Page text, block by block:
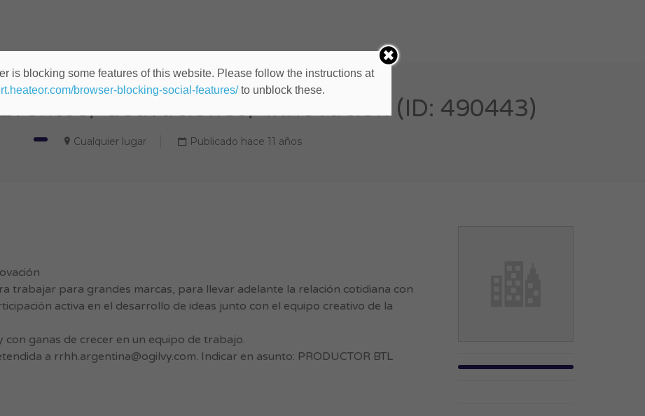
activaciones/ Innovación (ID: 490443)
Cualquier lugar Publicado hace 11 años
trabajar para grandes marcas, para llevar adelante la relación cotidiana con
activa en el desarrollo de ideas junto con el equipo creativo de la
con ganas de crecer en un equipo de trabajo.
a rrhh.argentina@ogilvy.com. Indicar en asunto: PRODUCTOR BTL
is blocking some features of this website. Please follow the instructions at
browser-blocking-social-features/to unblock these.